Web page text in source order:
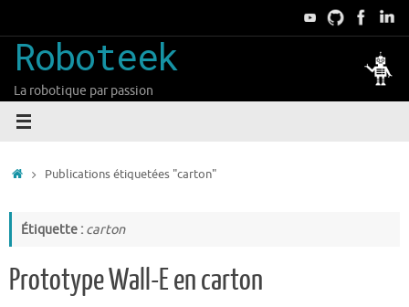
au
contenu
Roboteek
La robotique par passion
Accueil
Publications étiquetées "carton"
Étiquette : carton
Prototype Wall-E en carton